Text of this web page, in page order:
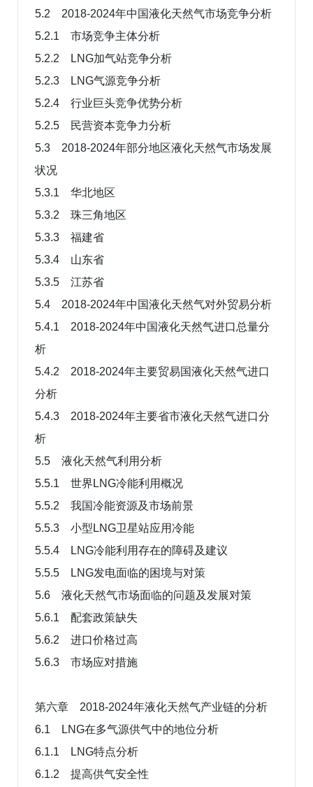
5.2 2018-2024年中国液化天然气市场竞争分析
5.2.1 市场竞争主体分析
5.2.2 LNG加气站竞争分析
5.2.3 LNG气源竞争分析
5.2.4 行业巨头竞争优势分析
5.2.5 民营资本竞争力分析
5.3 2018-2024年部分地区液化天然气市场发展
状况
5.3.1 华北地区
5.3.2 珠三角地区
5.3.3 福建省
5.3.4 山东省
5.3.5 江苏省
5.4 2018-2024年中国液化天然气对外贸易分析
5.4.1 2018-2024年中国液化天然气进口总量分
析
5.4.2 2018-2024年主要贸易国液化天然气进口
分析
5.4.3 2018-2024年主要省市液化天然气进口分
析
5.5 液化天然气利用分析
5.5.1 世界LNG冷能利用概况
5.5.2 我国冷能资源及市场前景
5.5.3 小型LNG卫星站应用冷能
5.5.4 LNG冷能利用存在的障碍及建议
5.5.5 LNG发电面临的困境与对策
5.6 液化天然气市场面临的问题及发展对策
5.6.1 配套政策缺失
5.6.2 进口价格过高
5.6.3 市场应对措施
第六章 2018-2024年液化天然气产业链的分析
6.1 LNG在多气源供气中的地位分析
6.1.1 LNG特点分析
6.1.2 提高供气安全性